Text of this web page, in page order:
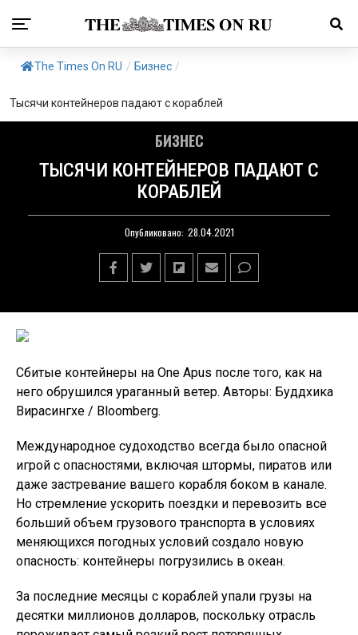
The Times On RU / Бизнес /
Тысячи контейнеров падают с кораблей
БИЗНЕС
ТЫСЯЧИ КОНТЕЙНЕРОВ ПАДАЮТ С
КОРАБЛЕЙ
Опубликовано: 28.04.2021
Сбитые контейнеры на One Apus после того, как на
него обрушился ураганный ветер. Авторы: Буддхика
Вирасингхе / Bloomberg.
Международное судоходство всегда было опасной
игрой с опасностями, включая штормы, пиратов или
даже застревание вашего корабля боком в канале.
Но стремление ускорить поездки и перевозить все
больший объем грузового транспорта в условиях
меняющихся погодных условий создало новую
опасность: контейнеры погрузились в океан.
За последние месяцы с кораблей упали грузы на
десятки миллионов долларов, поскольку отрасль